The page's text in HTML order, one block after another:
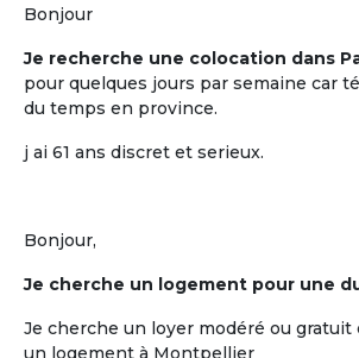
Bonjour
Je recherche une colocation dans
pour quelques jours par semaine car
du temps en province.
j ai 61 ans discret et serieux.
Bonjour,
Je cherche un logement pour une
Je cherche un loyer modéré ou gratuit
un logement à Montpellier